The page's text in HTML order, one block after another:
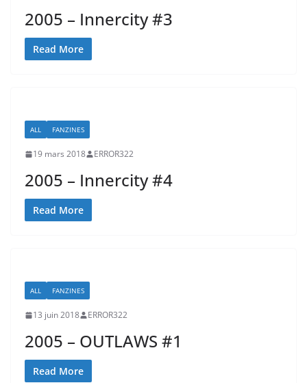
2005 – Innercity #3
Read More
ALL FANZINES
19 mars 2018 ERROR322
2005 – Innercity #4
Read More
ALL FANZINES
13 juin 2018 ERROR322
2005 – OUTLAWS #1
Read More